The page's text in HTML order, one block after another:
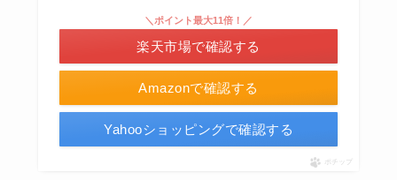
Amazonで確認する
＼ポイント最大11倍！／
楽天市場で確認する
Yahooショッピングで確認する
ポチップ